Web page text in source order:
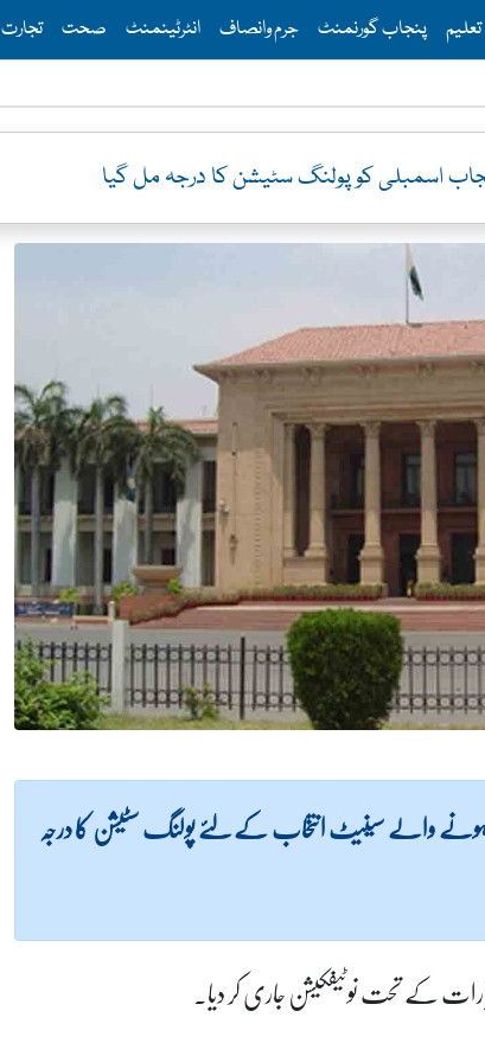
تعلیم پنجاب گورنمنٹ جرم وانصاف انٹرٹینمنٹ صحت تجارت
سٹیشن کا درجہ مل گیا
اسمبلی کے ایوان کو 2 اپریل کو ہونے والے سینیٹ انتخاب کے لئے پولنگ سٹیشن کا درجہ
کے تحت نوٹیفکیشن جاری کر دیا۔